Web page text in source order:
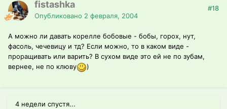
fistashka
Опубликовано 2 февраля, 2004
#18
А можно ли давать корелле бобовые - бобы, горох, нут,
фасоль, чечевицу и тд? Если можно, то в каком виде -
проращивать или варить? В сухом виде это ей не по зубам,
вернее, не по клюву
)
4 недели спустя...